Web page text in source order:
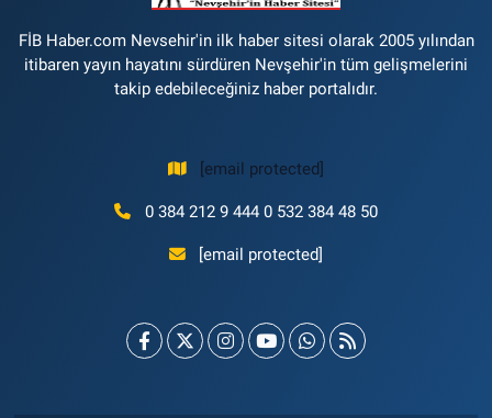
FİB Haber.com Nevsehir'in ilk haber sitesi olarak 2005 yılından
itibaren yayın hayatını sürdüren Nevşehir'in tüm gelişmelerini
takip edebileceğiniz haber portalıdır.
[email protected]
0 384 212 9 444 0 532 384 48 50
[email protected]